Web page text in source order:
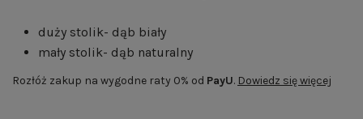
duży stolik- dąb biały
mały stolik- dąb naturalny
Rozłóż zakup na wygodne raty 0% od PayU. Dowiedz się więcej